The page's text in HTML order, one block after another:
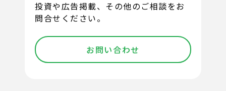
投資や広告掲載、その他のご相談をお
問合せください。
お問い合わせ